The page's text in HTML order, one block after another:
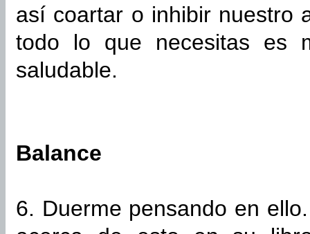
así coartar o inhibir nuestro
todo lo que necesitas es
saludable.
Balance
6. Duerme pensando en